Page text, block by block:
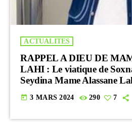
ACTUALITES
RAPPEL A DIEU DE
LAHI : Le viatique de
Seydina Mame Alassane
today 3 MARS 2024 290 7